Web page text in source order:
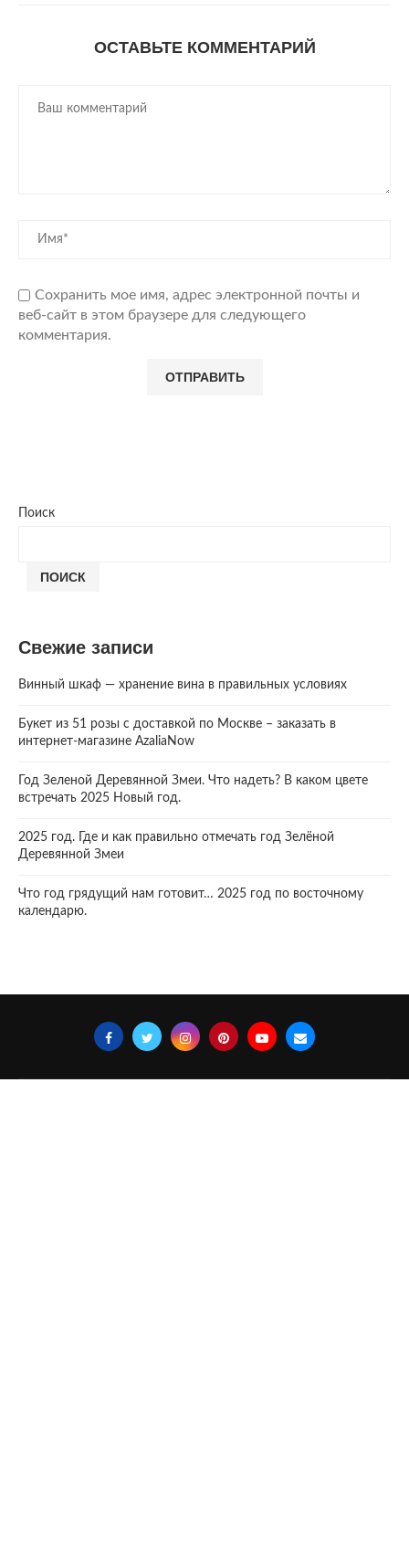
ОСТАВЬТЕ КОММЕНТАРИЙ
Сохранить мое имя, адрес электронной почты и
веб-сайт в этом браузере для следующего
комментария.
Поиск
ПОИСК
Свежие записи
Винный шкаф — хранение вина в правильных условиях
Букет из 51 розы с доставкой по Москве – заказать в
интернет-магазине AzaliaNow
Год Зеленой Деревянной Змеи. Что надеть? В каком цвете
встречать 2025 Новый год.
2025 год. Где и как правильно отмечать год Зелёной
Деревянной Змеи
Что год грядущий нам готовит… 2025 год по восточному
календарю.